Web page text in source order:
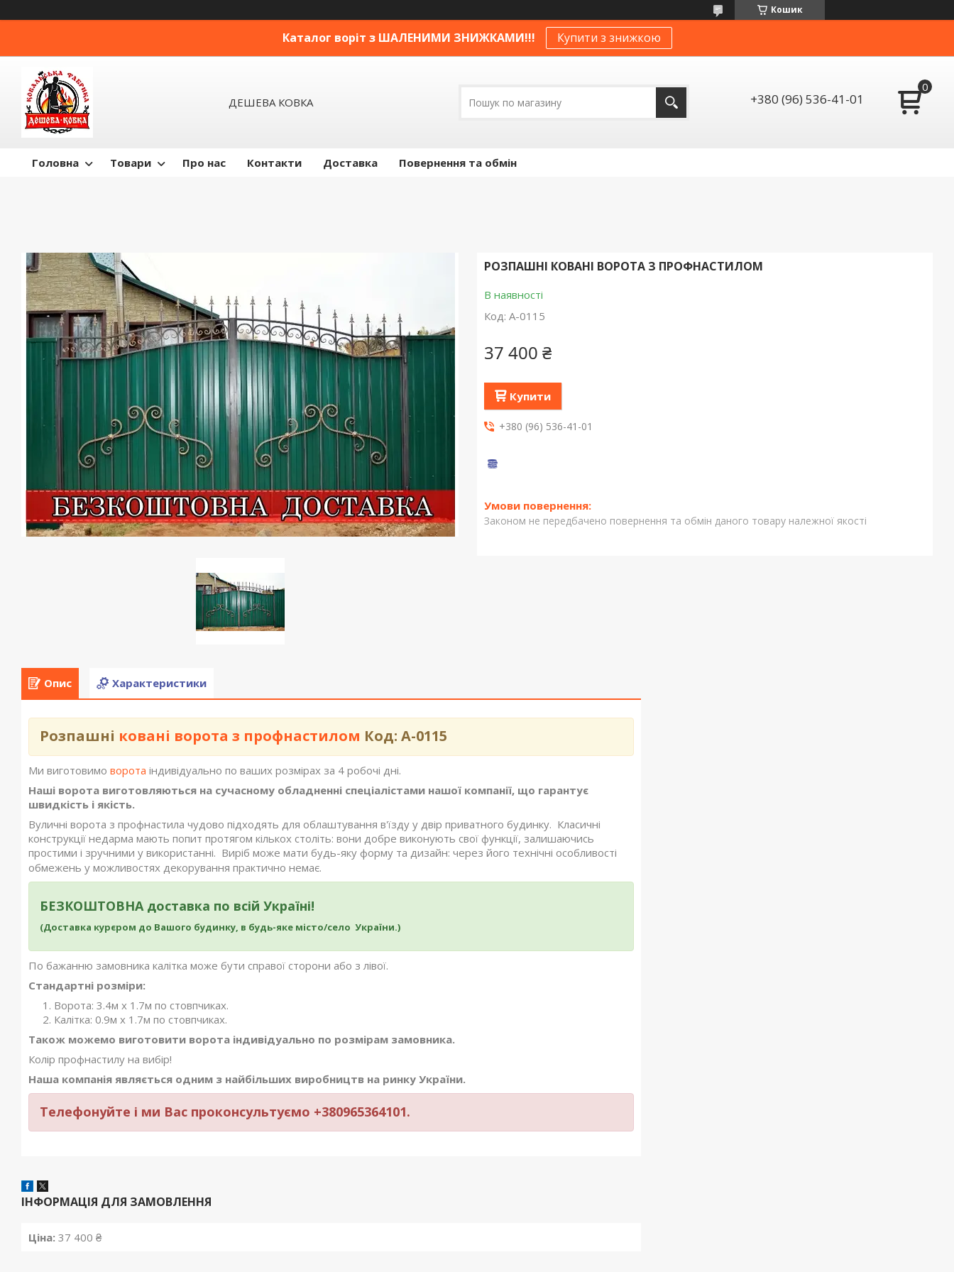
Кошик
Каталог воріт з ШАЛЕНИМИ ЗНИЖКАМИ!!! Купити з знижкою
ДЕШЕВА КОВКА +380 (96) 536-41-01
Головна Товари Про нас Контакти Доставка Повернення та обмін
РОЗПАШНІ КОВАНІ ВОРОТА З ПРОФНАСТИЛОМ
В наявності
Код: А-0115
37 400 ₴
Купити
+380 (96) 536-41-01
Законом не передбачено повернення та обмін даного товару належної якості
Опис Характеристики
Розпашні ковані ворота з профнастилом Код: А-0115
Ми виготовимо ворота індивідуально по ваших розмірах за 4 робочі дні.
Наші ворота виготовляються на сучасному обладненні спеціалістами нашої компанії, що гарантує
швидкість і якість.
Вуличні ворота з профнастила чудово підходять для облаштування в'їзду у двір приватного будинку. Класичні
конструкції недарма мають попит протягом кількох століть: вони добре виконують свої функції, залишаючись
простими і зручними у використанні. Виріб може мати будь-яку форму та дизайн: через його технічні особливості
обмежень у можливостях декорування практично немає.
БЕЗКОШТОВНА доставка по всій Україні!
(Доставка курєром до Вашого будинку, в будь-яке місто/село України.)
По бажанню замовника калітка може бути справої сторони або з лівої.
Стандартні розміри:
Ворота: 3.4м х 1.7м по стовпчиках.
Калітка: 0.9м х 1.7м по стовпчиках.
Також можемо виготовити ворота індивідуально по розмірам замовника.
Колір профнастилу на вибір!
Наша компанія являється одним з найбільших виробництв на ринку України.
Телефонуйте і ми Вас проконсультуємо +380965364101.
ІНФОРМАЦІЯ ДЛЯ ЗАМОВЛЕННЯ
Ціна: 37 400 ₴